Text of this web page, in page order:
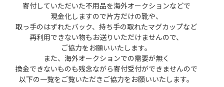
寄付していただいた不用品を海外オークションなどで
現金化しますので片方だけの靴や、
取っ手のはずれたバック、持ち手の取れたマグカップなど
再利用できない物もお送りいただけませんので、
ご協力をお願いいたします。
また、海外オークションでの需要が無く
換金できないものも残念ながら寄付受付ができませんので
以下の一覧をご覧いただきご協力をお願いいたします。